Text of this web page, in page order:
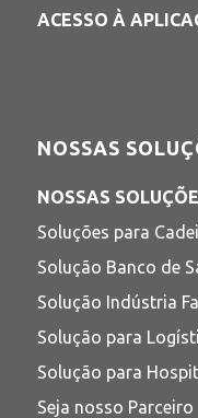
ACESSO À
NOSSAS
NOSSAS
Soluções para
Solução Banco de
Solução Indústria
Solução para
Solução para
Seja nosso Parceiro